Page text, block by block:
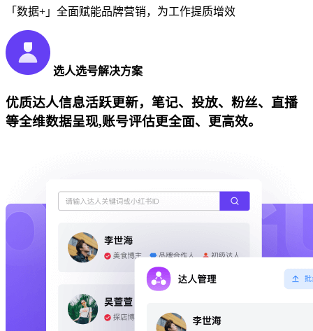
「数据+」全面赋能品牌营销，为工作提质增效
选人选号解决方案
优质达人信息活跃更新，笔记、投放、粉丝、直播
等全维数据呈现,账号评估更全面、更高效。